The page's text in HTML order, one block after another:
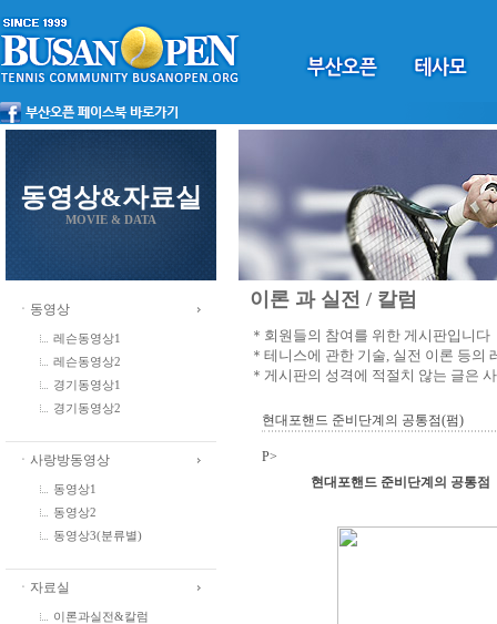
동영상&자료실
MOVIE & DATA
ㆍ동영상
레슨동영상1
레슨동영상2
경기동영상1
경기동영상2
ㆍ사랑방동영상
동영상1
동영상2
동영상3(분류별)
ㆍ자료실
이론과실전&칼럼
이론 과 실전 / 칼럼
＊회원들의 참여를 위한 게시판입니다
＊테니스에 관한 기술, 실전 이론 등의
＊게시판의 성격에 적절치 않는 글은
현대포핸드 준비단계의 공통점(펌)
P>
현대포핸드 준비단계의 공통점